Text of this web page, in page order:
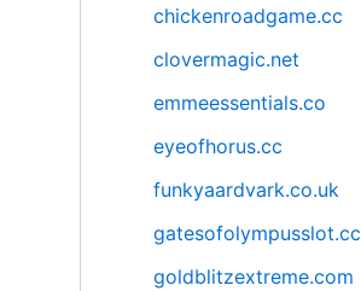
chickenroadgame.cc
clovermagic.net
emmeessentials.co
eyeofhorus.cc
funkyaardvark.co.uk
gatesofolympusslot.cc
goldblitzextreme.com